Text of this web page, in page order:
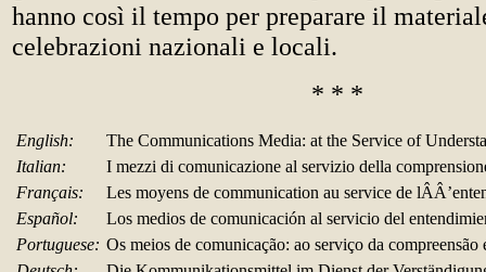
hanno così il tempo per preparare il
celebrazioni nazionali e locali.
* * *
English:
The Communications Media: at the Service of
Italian:
I mezzi di comunicazione al servizio della
Français:
Les moyens de communication au service de
Español:
Los medios de comunicación al servicio del
Portuguese: Os meios de comunicação: ao serviço da compreensão